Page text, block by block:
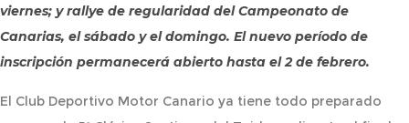
viernes; y rallye de regularidad del Campeonato de
Canarias, el sábado y el domingo. El nuevo período de
inscripción permanecerá abierto hasta el 2 de febrero.
El Club Deportivo Motor Canario ya tiene todo preparado